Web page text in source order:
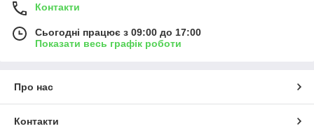
Контакти
Сьогодні працює з 09:00 до 17:00
Показати весь графік роботи
Про нас
Контакти